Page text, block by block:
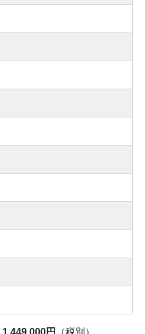
1,449,000円 （税別）